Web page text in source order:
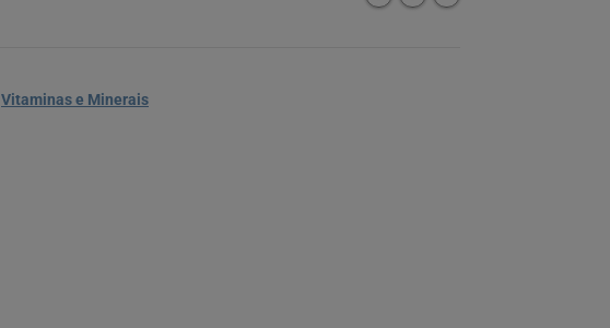
Vitaminas e Minerais